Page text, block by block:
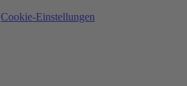
Cookie-Einstellungen